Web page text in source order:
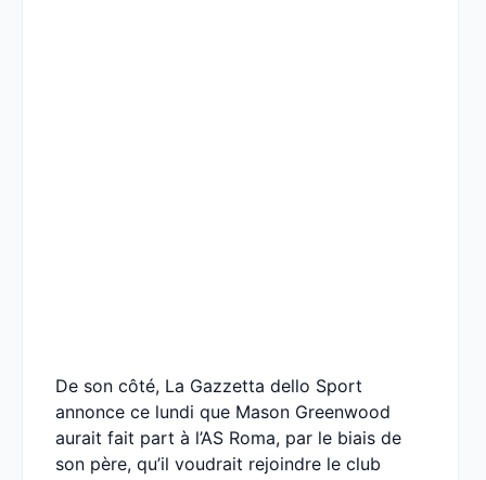
De son côté, La Gazzetta dello Sport
annonce ce lundi que Mason Greenwood
aurait fait part à l’AS Roma, par le biais de
son père, qu’il voudrait rejoindre le club